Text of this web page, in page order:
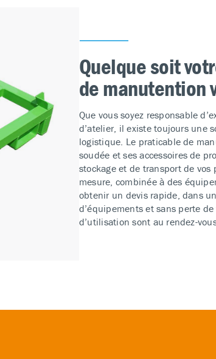
Quelque soit
de manutention
Que vous soyez responsable
d’atelier, il existe toujours une
logistique. Le praticable de
soudée et ses accessoires de
stockage et de transport de
mesure, combinée à des
obtenir un devis rapide, dans
d’équipements et sans perte
d’utilisation sont au rendez-